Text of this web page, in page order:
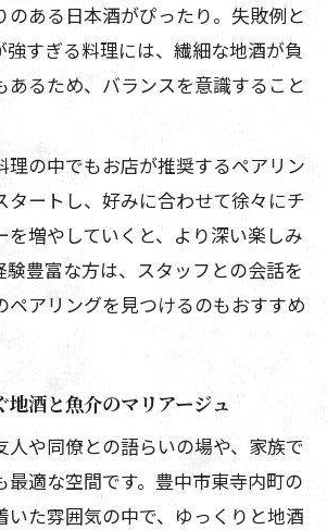
のある日本酒がぴったり。失敗例と
強すぎる料理には、繊細な地酒が負
あるため、バランスを意識すること
理の中でもお店が推奨するペアリン
タートし、好みに合わせて徐々にチ
を増やしていくと、より深い楽しみ
験豊富な方は、スタッフとの会話を
ペアリングを見つけるのもおすすめ
地酒と魚介のマリアージュ
人や同僚との語らいの場や、家族で
最適な空間です。豊中市東寺内町の
いた雰囲気の中で、ゆっくりと地酒